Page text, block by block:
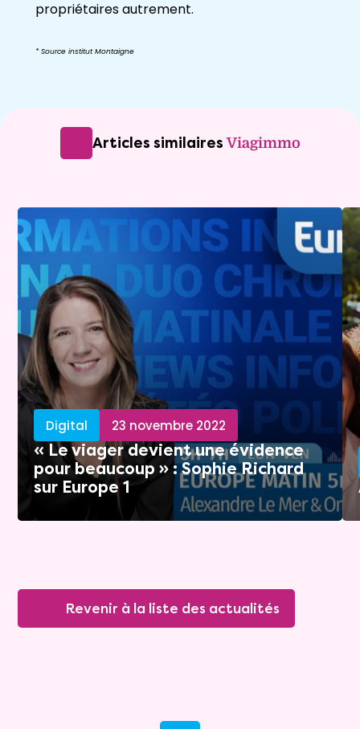
propriétaires autrement.
* Source institut Montaigne
Articles similairesViagimmo
Digital 23 novembre 2022
« Le viager devient une évidence
pour beaucoup » : Sophie Richard
sur Europe 1
Revenir à la liste des actualités